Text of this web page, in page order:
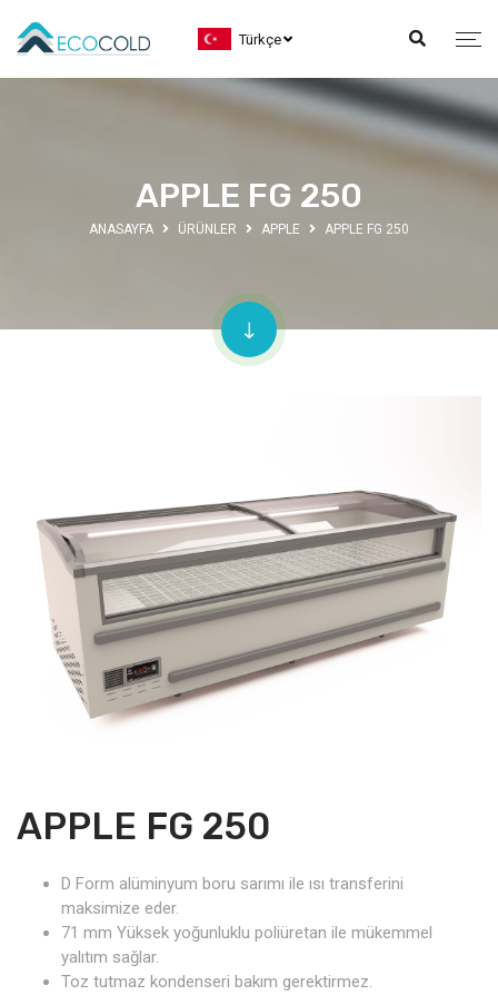
Türkçe
APPLE FG 250
ANASAYFA ÜRÜNLER APPLE APPLE FG 250
APPLE FG 250
D Form alüminyum boru sarımı ile ısı transferini
maksimize eder.
71 mm Yüksek yoğunluklu poliüretan ile mükemmel
yalıtım sağlar.
Toz tutmaz kondenseri bakım gerektirmez.